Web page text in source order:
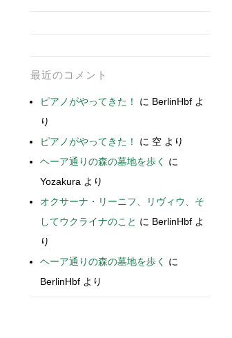
最近のコメント
ピアノがやってきた！ に BerlinHbf よ
り
ピアノがやってきた！
に 空 より
ヘーア通りの森の墓地を歩く
に
Yozakura より
オクサーナ・リーニフ、リヴィウ、そ
してウクライナのこと に BerlinHbf よ
り
ヘーア通りの森の墓地を歩く
に
BerlinHbf より